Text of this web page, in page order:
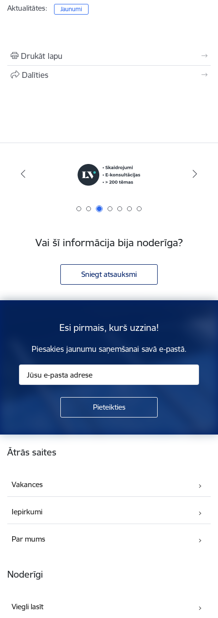
Aktualitātes: Jaunumi
Drukāt lapu
Dalīties
Vai šī informācija bija noderīga?
Sniegt atsauksmi
Esi pirmais, kurš uzzina!
Piesakies jaunumu saņemšanai savā e-pastā.
Kājene
Ātrās saites
Vakances
Iepirkumi
Par mums
Noderīgi
Viegli lasīt